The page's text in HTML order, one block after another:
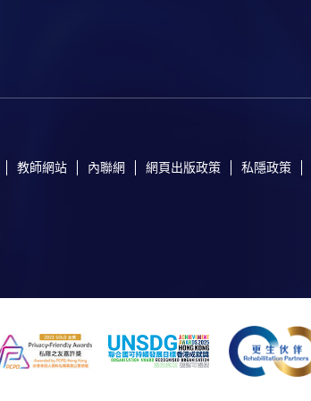
教師網站 內聯網 網頁出版政策 私隱政策